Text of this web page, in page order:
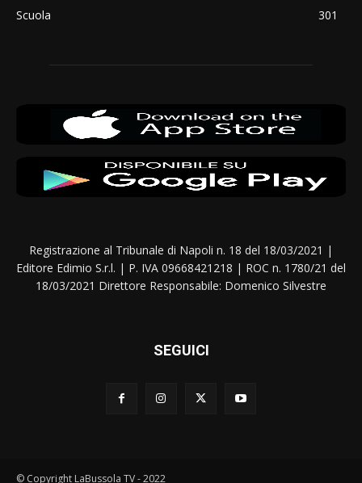
Scuola
301
Registrazione al Tribunale di Napoli n. 18 del 18/03/2021 |
Editore Edimio S.r.l. | P. IVA 09668421218 | ROC n. 1780/21 del
18/03/2021 Direttore Responsabile: Domenico Silvestre
SEGUICI
© Copyright LaBussola TV - 2022